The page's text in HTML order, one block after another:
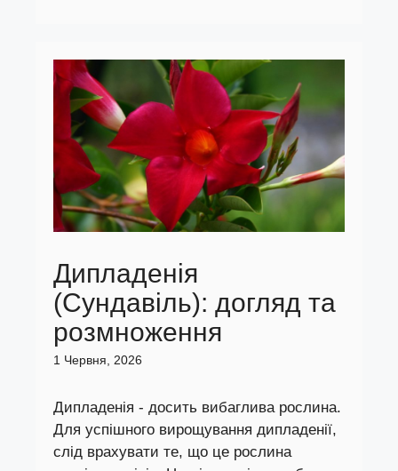
Дипладенія
(Сундавіль): догляд та
розмноження
1 Червня, 2026
Дипладенія - досить вибаглива рослина.
Для успішного вирощування дипладенії,
слід врахувати те, що це рослина